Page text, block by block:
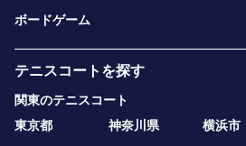
ボードゲーム
テニスコートを探す
関東のテニスコート
東京都
神奈川県 横浜市